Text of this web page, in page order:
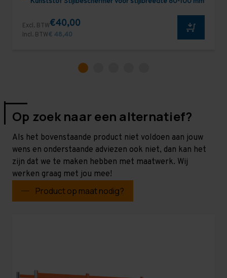
Excl. BTW€40,00
Incl. BTW€ 48,40
Op zoek naar een alternatief?
Als het bovenstaande product niet voldoen aan jouw
wens en onderstaande adviezen ook niet, dan kan het
zijn dat we te maken hebben met maatwerk. Wij
werken graag met jou mee!
Product op maat nodig?